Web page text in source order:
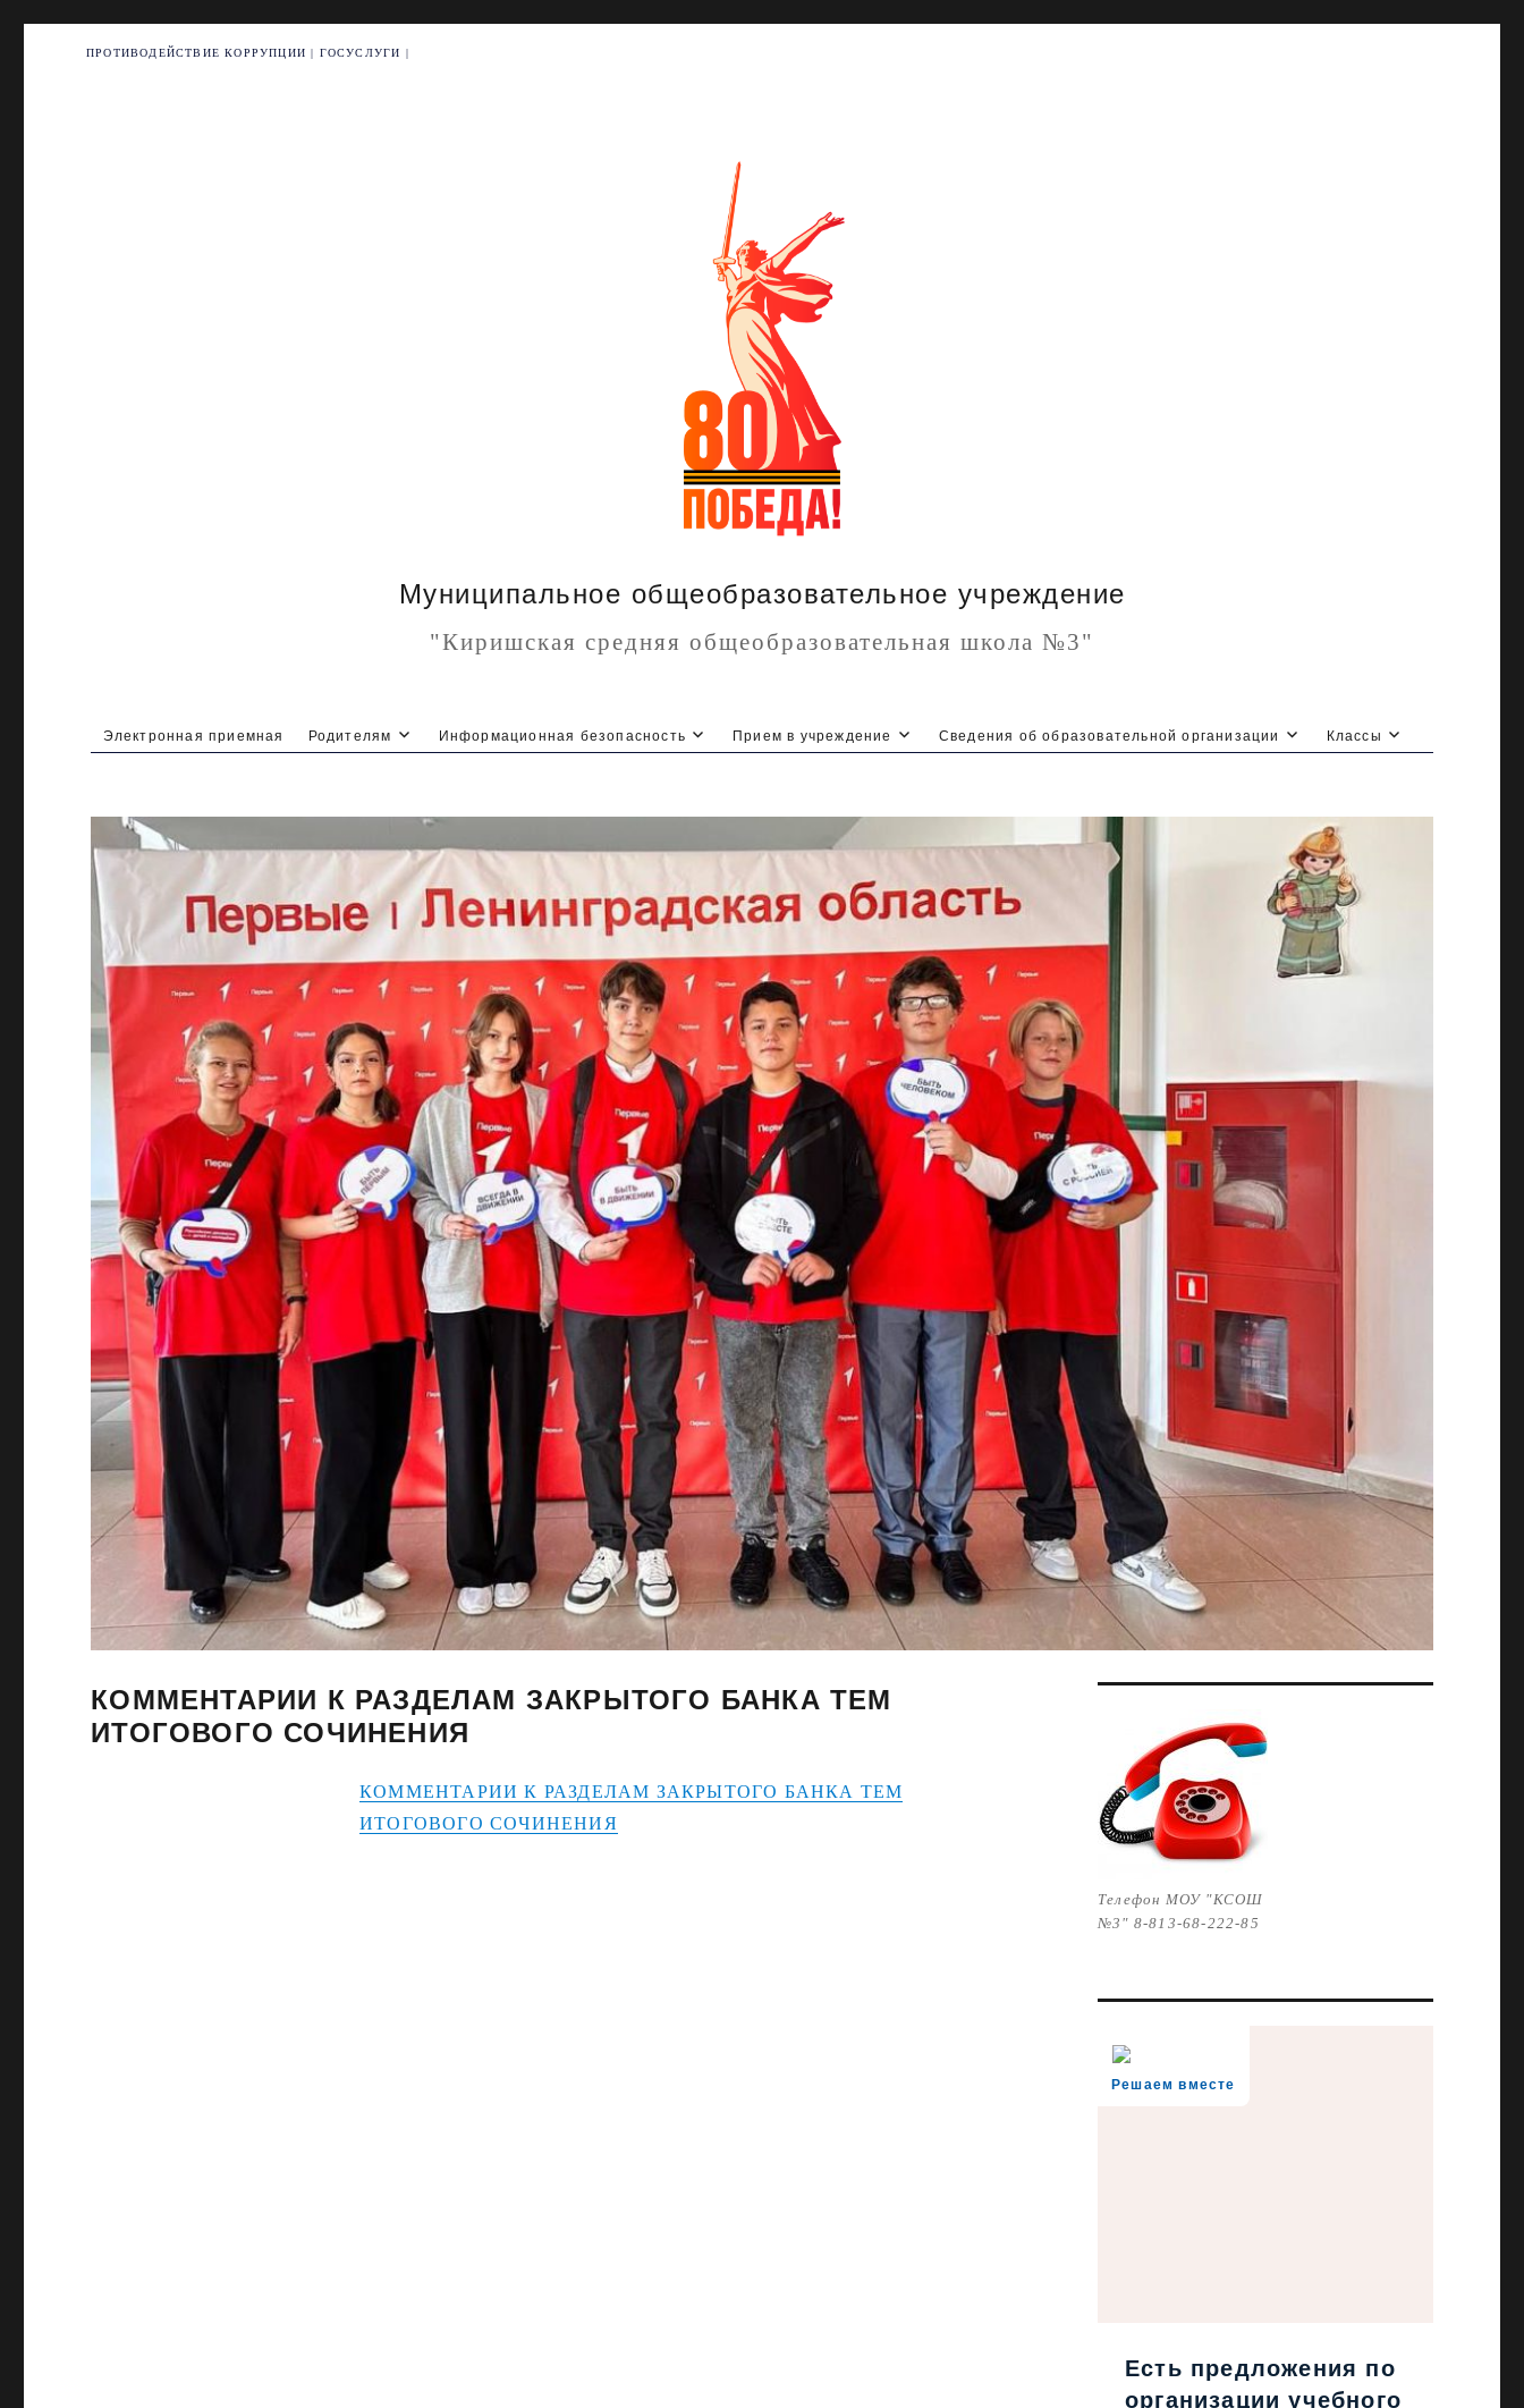
ПРОТИВОДЕЙСТВИЕ КОРРУПЦИИ | ГОСУСЛУГИ |
Муниципальное общеобразовательное учреждение
"Киришская средняя общеобразовательная школа №3"
Электронная приемная Родителям Информационная безопасность Прием в учреждение Сведения об образовательной организации Классы
КОММЕНТАРИИ К РАЗДЕЛАМ ЗАКРЫТОГО БАНКА ТЕМ
ИТОГОВОГО СОЧИНЕНИЯ
КОММЕНТАРИИ К РАЗДЕЛАМ ЗАКРЫТОГО БАНКА ТЕМ
ИТОГОВОГО СОЧИНЕНИЯ
Телефон МОУ "КСОШ
№3" 8-813-68-222-85
Решаем вместе
Есть предложения по
организации учебного